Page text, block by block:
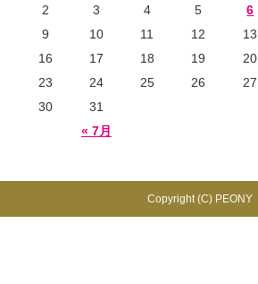
« 7月
2
3 4 5 6
9
10 11 12 13
16
17 18 19 20
23
24 25 26 27
30
31
Copyright (C) PEONY